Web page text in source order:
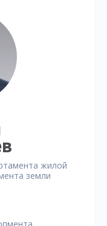
жилой
земли